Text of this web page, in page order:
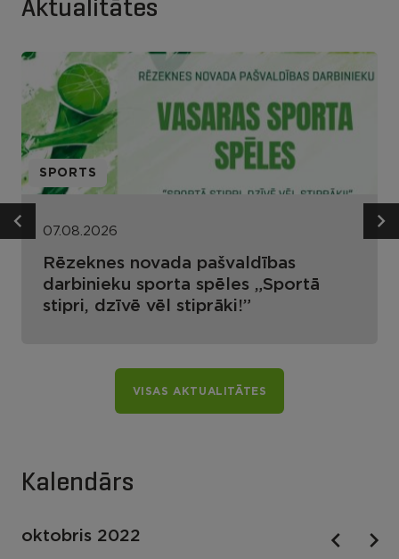
Aktualitātes
SPORTS
07.08.2026
Rēzeknes novada pašvaldības
darbinieku sporta spēles „Sportā
stipri, dzīvē vēl stiprāki!”
VISAS AKTUALITĀTES
Kalendārs
oktobris 2022